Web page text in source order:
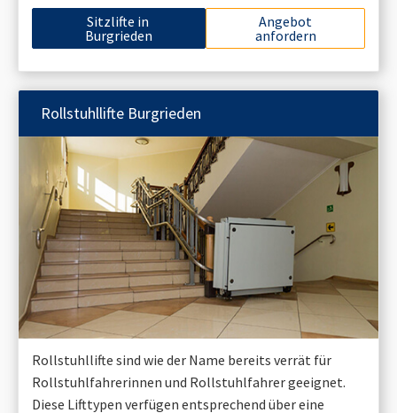
Sitzlifte in
Burgrieden
Angebot
anfordern
Rollstuhllifte Burgrieden
Rollstuhllifte sind wie der Name bereits verrät für
Rollstuhlfahrerinnen und Rollstuhlfahrer geeignet.
Diese Lifttypen verfügen entsprechend über eine